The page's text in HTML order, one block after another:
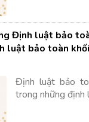
Định luật bảo
luật bảo toàn
Định luật bảo
trong những định